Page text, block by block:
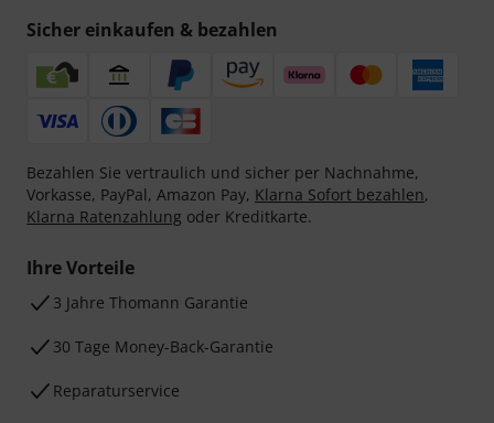
Sicher einkaufen & bezahlen
Bezahlen Sie vertraulich und sicher per Nachnahme,
Vorkasse, PayPal, Amazon Pay, Klarna Sofort bezahlen,
Klarna Ratenzahlung oder Kreditkarte.
Ihre Vorteile
3 Jahre Thomann Garantie
30 Tage Money-Back-Garantie
Reparaturservice